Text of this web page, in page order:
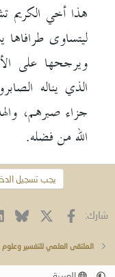
هذا أخي الكريم
ليتساوى
ويرجحها على
الذي يناله
جزاء صبرهم،
الله من فضله.​
يجب تسجيل
شارك: فيسبوك
الملتقى العلمي للتفسير وعلوم